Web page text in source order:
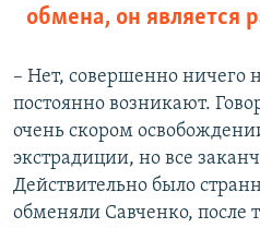
обмена, он является
– Нет, совершенно ничего
постоянно возникают.
очень скором
экстрадиции, но все
Действительно было
обменяли Савченко, после